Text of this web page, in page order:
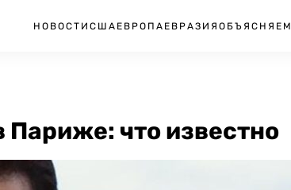
НОВОСТИ США ЕВРОПА ЕВРАЗИЯ ОБЪЯСНЯЕМ
что известно